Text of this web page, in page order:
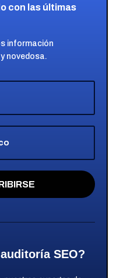
con las últimas
información
novedosa.
SEO?